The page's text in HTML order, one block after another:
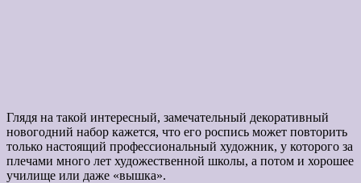
Глядя на такой интересный, замечательный декоративный
новогодний набор кажется, что его роспись может повторить
только настоящий профессиональный художник, у которого за
плечами много лет художественной школы, а потом и хорошее
училище или даже «вышка».